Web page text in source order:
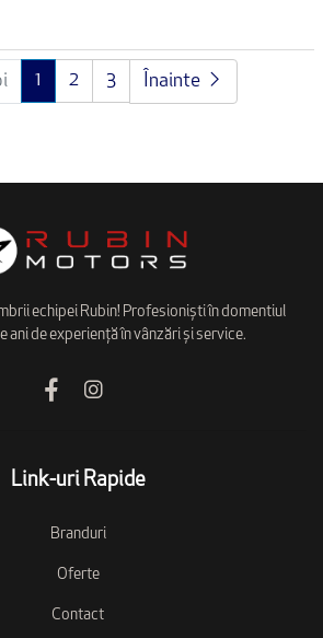
1 2 3 Înainte
echipei Rubin! Profesioniști în domentiul
ani de experiență în vânzări și service.
Link-uri Rapide
Branduri
Oferte
Contact